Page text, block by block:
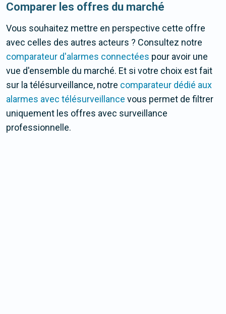
Comparer les offres du marché
Vous souhaitez mettre en perspective cette offre
avec celles des autres acteurs ? Consultez notre
comparateur d'alarmes connectées pour avoir une
vue d'ensemble du marché. Et si votre choix est fait
sur la télésurveillance, notre comparateur dédié aux
alarmes avec télésurveillance vous permet de filtrer
uniquement les offres avec surveillance
professionnelle.